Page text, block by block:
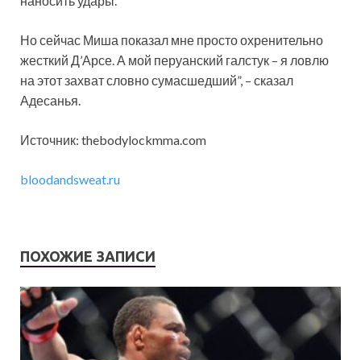
Но сейчас Миша показал мне просто охренительно
жесткий Д’Арсе. А мой перуанский галстук – я ловлю
на этот захват словно сумасшедший”, – сказал
Адесанья.
Источник: thebodylockmma.com
bloodandsweat.ru
ПОХОЖИЕ ЗАПИСИ